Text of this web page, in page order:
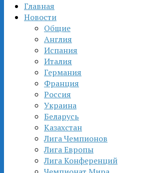
Главная
Новости
Общие
Англия
Испания
Италия
Германия
Франция
Россия
Украина
Беларусь
Казахстан
Лига Чемпионов
Лига Европы
Лига Конференций